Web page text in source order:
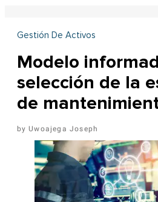
Gestión De Activos
Modelo
selección de la
de
Uwoajega Joseph